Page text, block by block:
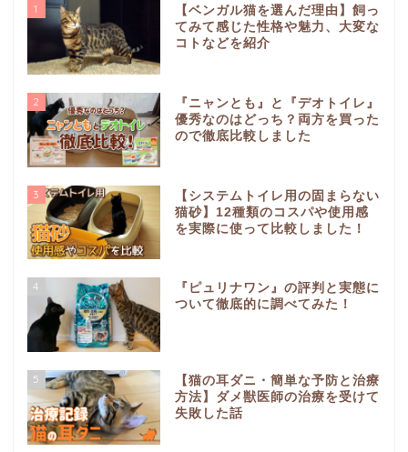
1
【ベンガル猫を選んだ理由】飼っ
てみて感じた性格や魅力、大変な
コトなどを紹介
2
『ニャンとも』と『デオトイレ』
優秀なのはどっち？両方を買った
ので徹底比較しました
3
【システムトイレ用の固まらない
猫砂】12種類のコスパや使用感
を実際に使って比較しました！
4
『ピュリナワン』の評判と実態に
ついて徹底的に調べてみた！
5
【猫の耳ダニ・簡単な予防と治療
方法】ダメ獣医師の治療を受けて
失敗した話